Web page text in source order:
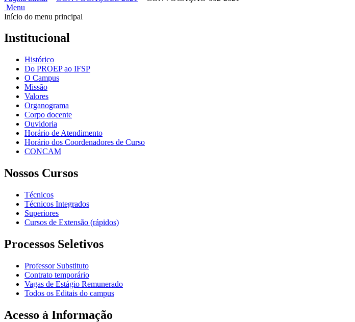
Menu
Início do menu principal
Institucional
Histórico
Do PROEP ao IFSP
O Campus
Missão
Valores
Organograma
Corpo docente
Ouvidoria
Horário de Atendimento
Horário dos Coordenadores de Curso
CONCAM
Nossos Cursos
Técnicos
Técnicos Integrados
Superiores
Cursos de Extensão (rápidos)
Processos Seletivos
Professor Substituto
Contrato temporário
Vagas de Estágio Remunerado
Todos os Editais do campus
Acesso à Informação